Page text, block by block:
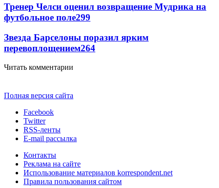
Тренер Челси оценил возвращение Мудрика на
футбольное поле299
Звезда Барселоны поразил ярким
перевоплощением264
Читать комментарии
Полная версия сайта
Facebook
Twitter
RSS-ленты
E-mail рассылка
Контакты
Реклама на сайте
Использование материалов korrespondent.net
Правила пользования сайтом